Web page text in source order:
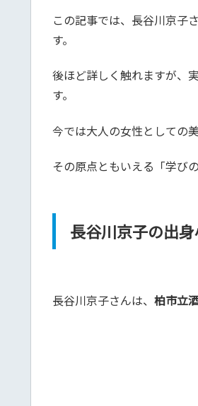
この記事では、長谷川京子
す。
後ほど詳しく触れますが、
す。
今では大人の女性としての
その原点ともいえる「学び
長谷川京子の出
長谷川京子さんは、 柏市立